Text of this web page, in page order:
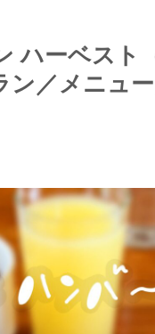
ハーベスト
ン／メニュ